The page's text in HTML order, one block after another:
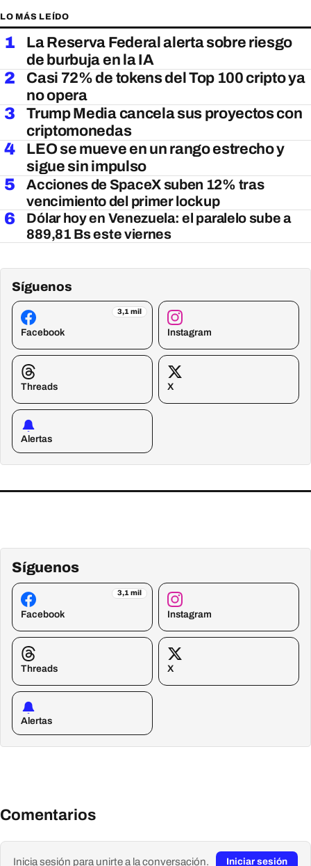
LO MÁS LEÍDO
1
La Reserva Federal alerta sobre riesgo
de burbuja en la IA
2
Casi 72% de tokens del Top 100 cripto ya
no opera
3
Trump Media cancela sus proyectos con
criptomonedas
4
LEO se mueve en un rango estrecho y
sigue sin impulso
5
Acciones de SpaceX suben 12% tras
vencimiento del primer lockup
6
Dólar hoy en Venezuela: el paralelo sube a
889,81 Bs este viernes
Síguenos
3,1 mil
Facebook Instagram
Threads X
Alertas
Síguenos
3,1 mil
Facebook Instagram
Threads X
Alertas
Comentarios
Inicia sesión para unirte a la conversación. Iniciar sesión